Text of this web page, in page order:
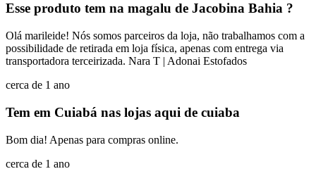
Esse produto tem na magalu de Jacobina Bahia ?
Olá marileide! Nós somos parceiros da loja, não trabalhamos com a
possibilidade de retirada em loja física, apenas com entrega via
transportadora terceirizada. Nara T | Adonai Estofados
cerca de 1 ano
Tem em Cuiabá nas lojas aqui de cuiaba
Bom dia! Apenas para compras online.
cerca de 1 ano